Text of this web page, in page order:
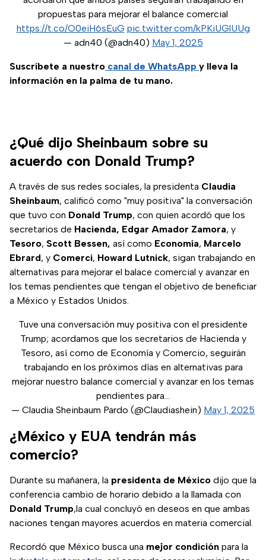
propuestas para mejorar el balance comercial
https://t.co/O0eiH6sEuG pic.twitter.com/kPKiUGlUUg
— adn40 (@adn40) May 1, 2025
Suscríbete a nuestro canal de WhatsApp y lleva la
información en la palma de tu mano.
¿Qué dijo Sheinbaum sobre su
acuerdo con Donald Trump?
A través de sus redes sociales, la presidenta Claudia
Sheinbaum, calificó como "muy positiva" la conversación
que tuvo con Donald Trump, con quien acordó que los
secretarios de Hacienda, Edgar Amador Zamora, y
Tesoro, Scott Bessen, así como Economía, Marcelo
Ebrard, y Comerci, Howard Lutnick, sigan trabajando en
alternativas para mejorar el balace comercial y avanzar en
los temas pendientes que tengan el objetivo de beneficiar
a México y Estados Unidos.
Tuve una conversación muy positiva con el presidente
Trump; acordamos que los secretarios de Hacienda y
Tesoro, así como de Economía y Comercio, seguirán
trabajando en los próximos días en alternativas para
mejorar nuestro balance comercial y avanzar en los temas
pendientes para…
— Claudia Sheinbaum Pardo (@Claudiashein) May 1, 2025
¿México y EUA tendrán más
comercio?
Durante su mañanera, la presidenta de México dijo que la
conferencia cambio de horario debido a la llamada con
Donald Trump,la cual concluyó en deseos en que ambas
naciones tengan mayores acuerdos en materia comercial.
Recordó que México busca una mejor condición para la